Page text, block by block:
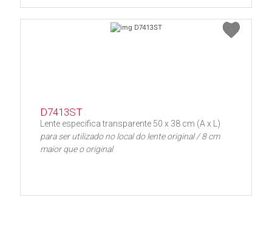
D7413ST
Lente especifica transparente 50 x 38 cm (A x L)
para ser utilizado no local do lente original / 8 cm
maior que o original